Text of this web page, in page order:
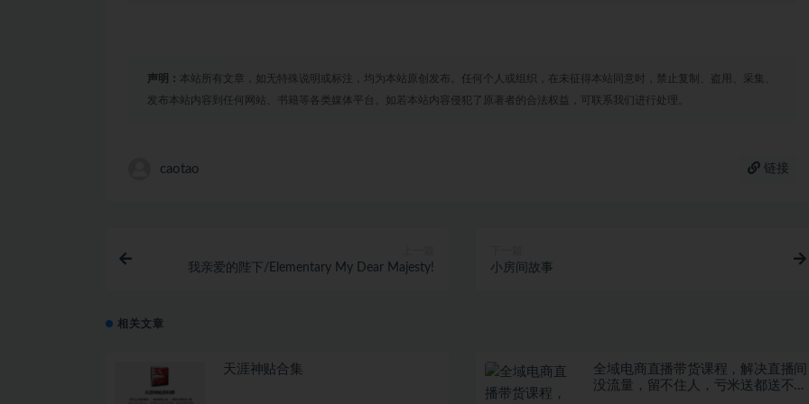
声明： 本站所有文章，如无特殊说明或标注，均为本站原创发布。任何个人或组织，在未征得本站同意时，禁止复制、盗用、采集、
发布本站内容到任何网站、书籍等各类媒体平台。如若本站内容侵犯了原著者的合法权益，可联系我们进行处理。
caotao 链接
我亲爱的陛下/Elementary My Dear Majesty! 小房间故事
相关文章
天涯神贴合集
全域电商直播带货课程，解决直播间
没流量，留不住人，亏米送都送不出